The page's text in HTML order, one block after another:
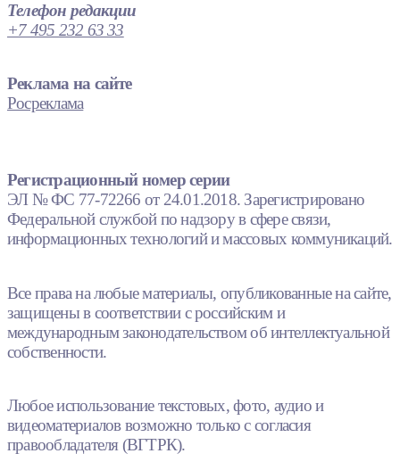
Телефон редакции
+7 495 232 63 33
Реклама на сайте
Росреклама
Регистрационный номер серии
ЭЛ № ФС 77-72266 от 24.01.2018. Зарегистрировано
Федеральной службой по надзору в сфере связи,
информационных технологий и массовых коммуникаций.
Все права на любые материалы, опубликованные на сайте,
защищены в соответствии с российским и
международным законодательством об интеллектуальной
собственности.
Любое использование текстовых, фото, аудио и
видеоматериалов возможно только с согласия
правообладателя (ВГТРК).